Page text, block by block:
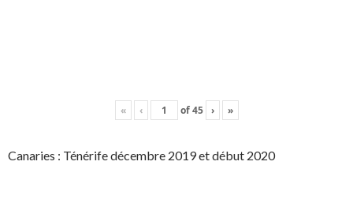
« ‹ of45 › »
Canaries : Ténérife décembre 2019 et début 2020